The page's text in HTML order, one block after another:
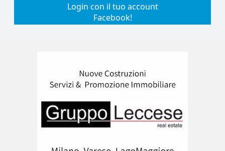
Login con il tuo account
Facebook!